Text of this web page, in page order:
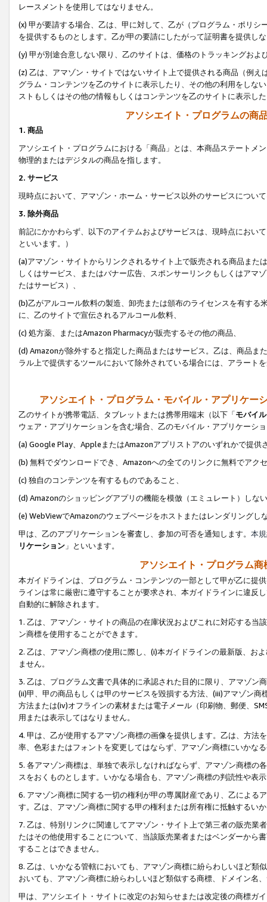
レースメントを使用してはなりません。
(x) 甲が要請する場合、乙は、甲に対して、乙が（プログラム・ポリ
を提供するものとします。乙が甲の要請にしたがって証明書を提供し
(y) 甲が別途合意しない限り、乙のサイトは、価格のトラッキングお
(z) 乙は、アマゾン・サイトではないサイト上で提供される商品（例
グラム・コンテンツを乙のサイトに表示したり、その他の利用をしな
ストもしくはその他の情報もしくはコンテンツを乙のサイトに表示し
アソシエイト・プログラムの商
1. 商品
アソシエイト・プログラムにおける「商品」とは、本商品ステートメ
物理的またはデジタルの商品を指します。
2. サービス
現時点において、アマゾン・ホーム・サービス以外のサービスについ
3. 除外商品
前記にかかわらず、以下のアイテムおよびサービスは、現時点におい
といいます。）
(a)アマゾン・サイトからリンクされるサイト上で販売される商品ま
しくはサービス、またはバナー広告、スポンサーリンクもしくはアマ
たはサービス）、
(b)乙がアルコール飲料の製造、卸売または頒布のライセンスを有す
に、乙のサイトで宣伝されるアルコール飲料、
(c) 処方薬、またはAmazon Pharmacyが販売するその他の商品、
(d) Amazonが除外すると指定した商品またはサービス。乙は、商品ま
ラル上で提供するツールにおいて除外されている場合には、アラート
アソシエイト・プログラム・モバイル・アプリケー
乙のサイトが携帯電話、タブレットまたは携帯用端末（以下「モバイ
ウェア・アプリケーションを含む場合、乙のモバイル・アプリケーシ
(a) Google Play、AppleまたはAmazonアプリストアのいずれかで提供
(b) 無料でダウンロードでき、Amazonへの全てのリンクに無料でアク
(c) 独自のコンテンツを有するものであること、
(d) Amazonのショッピングアプリの機能を模倣（エミュレート）しな
(e) WebViewでAmazonのウェブページをホストまたはレンダリングし
甲は、乙のアプリケーションを審査し、参加の可否を通知します。 本
リケーション 」といいます。
アソシエイト・プログラム
本ガイドラインは、プログラム・コンテンツの一部として甲が乙に提
ラインは常に厳密に遵守することが要求され、本ガイドラインに違反
自動的に解除されます。
1. 乙は、アマゾン・サイトの商品の在庫状況およびこれに対応する
ン商標を使用することができます。
2. 乙は、アマゾン商標の使用に際し、(i)本ガイドラインの最新版、お
ません。
3. 乙は、プログラム文書で具体的に承認された目的に限り、アマゾン
(ii)甲、甲の商品もしくは甲のサービスを毀損する方法、(iii)アマゾン
方法または(iv)オフラインの素材または電子メール（印刷物、郵便、
用または表示してはなりません。
4. 甲は、乙が使用するアマゾン商標の画像を提供します。乙は、方
率、色彩またはフォントを変更してはならず、アマゾン商標にいかな
5. 各アマゾン商標は、単独で表示しなければならず、アマゾン商標
スをおくものとします。いかなる場合も、アマゾン商標の判読性や表
6. アマゾン商標に関する一切の権利が甲の専属財産であり、乙による
す。乙は、アマゾン商標に関する甲の権利または所有権に抵触するい
7. 乙は、特別リンクに関連してアマゾン・サイト上で第三者の販売
たはその他使用することについて、当該販売業者またはベンダーから
することはできません。
8. 乙は、いかなる管轄においても、アマゾン商標に紛らわしいほど類
おいても、アマゾン商標に紛らわしいほど類似する商標、ドメイン名
甲は、アソシエイト・サイトに改定のお知らせまたは改定後の商標ガ